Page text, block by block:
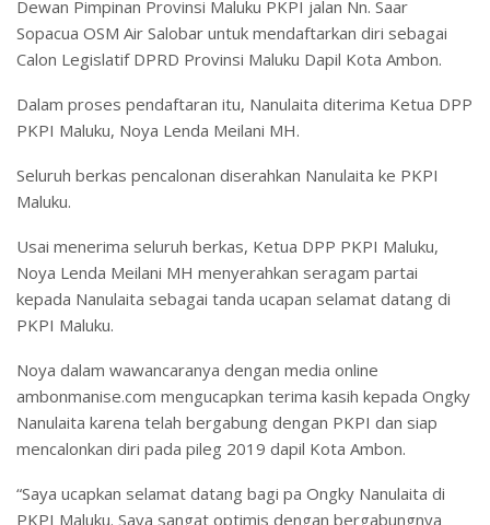
Dewan Pimpinan Provinsi Maluku PKPI jalan Nn. Saar
Sopacua OSM Air Salobar untuk mendaftarkan diri sebagai
Calon Legislatif DPRD Provinsi Maluku Dapil Kota Ambon.
Dalam proses pendaftaran itu, Nanulaita diterima Ketua DPP
PKPI Maluku, Noya Lenda Meilani MH.
Seluruh berkas pencalonan diserahkan Nanulaita ke PKPI
Maluku.
Usai menerima seluruh berkas, Ketua DPP PKPI Maluku,
Noya Lenda Meilani MH menyerahkan seragam partai
kepada Nanulaita sebagai tanda ucapan selamat datang di
PKPI Maluku.
Noya dalam wawancaranya dengan media online
ambonmanise.com mengucapkan terima kasih kepada Ongky
Nanulaita karena telah bergabung dengan PKPI dan siap
mencalonkan diri pada pileg 2019 dapil Kota Ambon.
“Saya ucapkan selamat datang bagi pa Ongky Nanulaita di
PKPI Maluku. Saya sangat optimis dengan bergabungnya